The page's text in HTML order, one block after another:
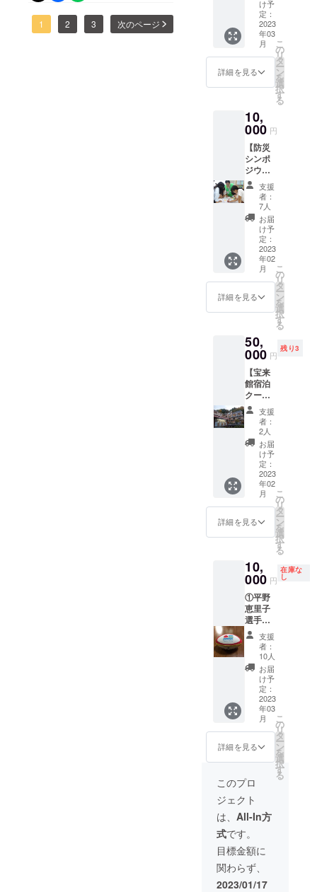
「夢団」紹介や防災ジオラ
マを囲んでのクロスロード
れるイベントに実際に訪れ
年生にも来て欲しい。
→ ４万円/人 × ３人
方には、「夢団」と横浜を
中心とする高校生たちが今
1 2 3 次のページ
動を開
始。自
身も津
波
で家が
全壊す
るな
です
が、生
まれ
育った
まちの
復旧・
復興に
責任あ
る立場
として
取り組
むため
2012年
4月に
「三陸
ひとつ
なぎ自
現在
は”若者
の育
ち”を
テーマ
に、放
課後の
居場所
づくり
を行っ
たり、
様々な
体験活
動の提
供を
いる。
釜石の
よる防
災・伝
承グ
ループ
「夢団
～未来
につな
げる
ONE
TEAM
～」
も、そ
の一環
で設立
されて
引き続
きサ
を行っ
てい
る。
食分 名
称: 米飯
類(ごは
ん） 原
材料名:
発芽玄
米（国
産）、
んこ
ん、人
参、椎
茸、ご
ぼ
う）、
ちりめ
ん、清
酒、砂
糖、食
塩、味
醂、昆
布エキ
ス、魚
醬、か
つお節
エキス
等） 殺
菌方法:
気密性
容器仁
密封
し、加
压加熱
殺菌 内
量:280g
賞味期
限:商品
に記載
保存方
法:直射
日光、
高温多
存 宝食
品株式
会社 香
川県小
豆郡小
豆島町
苗羽甲
2226-
け予
定：
2023
年03
月
詳細を見る
こ
の
リ
タ
ー
ン
を
選
択
す
る
10,
000 円
【防災
シンポ
ジウム
招待
券】 釜
石「夢
団」高
校生、
横浜の
高校
生、学
生防災
普及団
体「玄
海」橋
本玄さ
応大学
学生ら
による
シンポ
ジウム
に参加
できる
「招待
券」を
お贈り
しま
す。
開催
日:3月4
(土)13
時30分
浜市南
地区セ
ンター
(横浜市
南区南
太田2-
52-1)
企画運
営：慶
応大学
SFC「
つな
ぐ、つ
ながる
プロ
ジェク
ト」
トライ
支援
者：
7人
お届
け予
定：
2023
年02
月
詳細を見る
こ
の
リ
タ
ー
ン
を
選
択
す
る
50,
000 円
残り3
【宝来
館宿泊
クーポ
ン券】
釜石鵜
住居根
浜海岸
に佇む
「浜辺
の料理
宿 宝
来館」1
泊2食付
き1名分
の宿泊
費を支
際に使
用でき
るクー
ポン券
をお贈
りいた
しま
す。 ・
住所：
岩手県
釜石市
鵜住居
町２０
地割９
３－１
８ ・割
引率：
全額
（追加
料金は
除く）
・有効
期限:令
和5年3
月1日～
令和5年
8月31日
支援
者：
2人
お届
け予
定：
2023
年02
月
詳細を見る
こ
の
リ
タ
ー
ン
を
選
択
す
る
10,
000 円
在庫な
し
①平野
恵里子
選手
（釜石
高校卒
業、ア
ザレア
スポー
ツクラ
ブ所
属）サ
イン入
りレプ
リカラ
グビー
ボール
レプリ
カラグ
ビー
ボール
サイ
ズ：
160mm
×100m
m
支援
者：
10人
お届
け予
定：
2023
年03
月
詳細を見る
こ
の
リ
タ
ー
ン
を
選
択
す
る
このプロ
ジェクト
は、 All-In方
式です。
目標金額に
関わらず、
2023/01/17